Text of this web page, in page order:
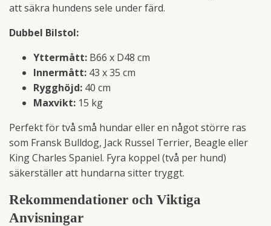
att säkra hundens sele under färd.
Dubbel Bilstol:
Yttermått: B66 x D48 cm
Innermått: 43 x 35 cm
Rygghöjd: 40 cm
Maxvikt: 15 kg
Perfekt för två små hundar eller en något större ras
som Fransk Bulldog, Jack Russel Terrier, Beagle eller
King Charles Spaniel. Fyra koppel (två per hund)
säkerställer att hundarna sitter tryggt.
Rekommendationer och Viktiga
Anvisningar